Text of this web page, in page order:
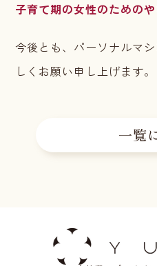
子育て期の女性のための
今後とも、パーソナルマ
しくお願い申し上げます。
一覧